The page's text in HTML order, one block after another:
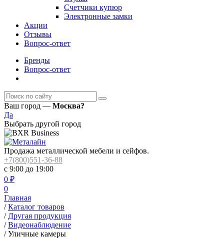
Счетчики купюр
Электронные замки
Акции
Отзывы
Вопрос-ответ
Бренды
Вопрос-ответ
Ваш город — Москва?
Да
Выбрать другой город
Продажа металлической мебели и сейфов.
+7(800)551-36-88
с 9:00 до 19:00
0 ₽
0
Главная
/ Каталог товаров
/ Другая продукция
/ Видеонаблюдение
/ Уличные камеры